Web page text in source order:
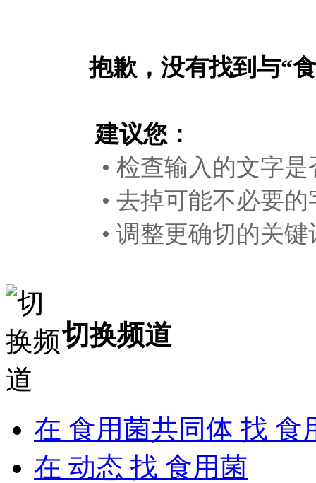
抱歉，没有找到与“
建议您：
• 检查输入的文字是
• 去掉可能不必要
• 调整更确切的关
切换频道
在 食用菌共同体 找 食
在 动态 找 食用菌